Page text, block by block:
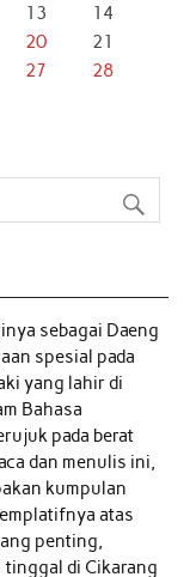
13
14
20
21
27
28
sebagai Daeng
spesial pada
yang lahir di
Bahasa
pada berat
dan menulis ini,
kumpulan
atas
penting,
tinggal di Cikarang